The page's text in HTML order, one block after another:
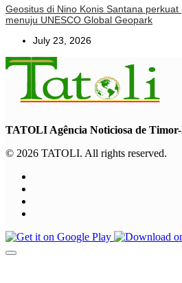
Geositus di Nino Konis Santana
menuju UNESCO Global Geopark
July 23, 2026
TATOLI Agência Noticiosa de
© 2026 TATOLI. All rights reserved.